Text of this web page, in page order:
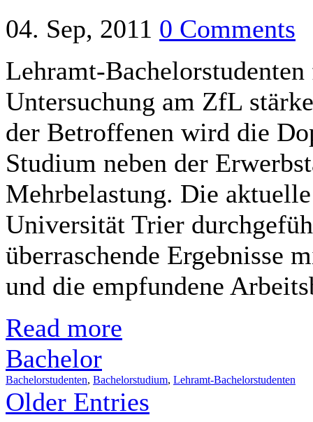
04. Sep, 2011 0 Comments
Lehramt-
Untersuchung am ZfL
der Betroffenen wird die
Studium neben der
Mehrbelastung. Die
Universität Trier
überraschende Ergebnisse
und die empfundene
Read more
Bachelor
Bachelorstudenten, Bachelorstudium, Lehramt-Bachelorstudenten
Older Entries